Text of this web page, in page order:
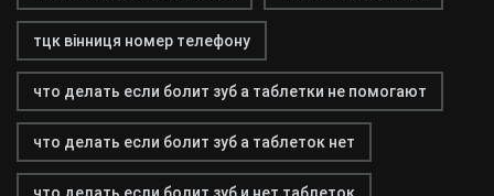
тцк вінниця номер телефону
что делать если болит зуб а таблетки не помогают
что делать если болит зуб а таблеток нет